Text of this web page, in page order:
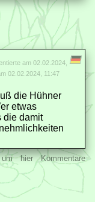
am 02.02.2024,
02.02.2024, 11:47
die Hühner
etwas
die damit
hier Kommentare